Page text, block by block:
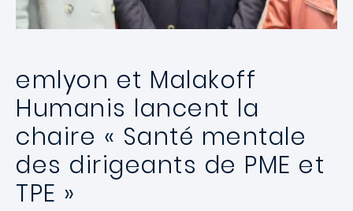
emlyon et Malakoff
Humanis lancent la
chaire « Santé mentale
des dirigeants de PME et
TPE »